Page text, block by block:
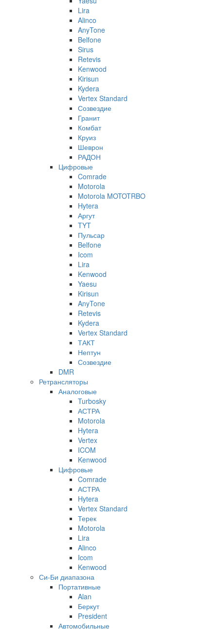
Lira
Alinco
AnyTone
Belfone
Sirus
Retevis
Kenwood
Kirisun
Kydera
Vertex Standard
Созвездие
Гранит
Комбат
Круиз
Шеврон
РАДОН
Цифровые
Comrade
Motorola
Motorola MOTOTRBO
Hytera
Аргут
TYT
Пульсар
Belfone
Icom
Lira
Kenwood
Yaesu
Kirisun
AnyTone
Retevis
Kydera
Vertex Standard
ТАКТ
Нептун
Созвездие
DMR
Ретрансляторы
Аналоговые
Turbosky
АСТРА
Motorola
Hytera
Vertex
ICOM
Kenwood
Цифровые
Comrade
АСТРА
Hytera
Vertex Standard
Терек
Motorola
Lira
Alinco
Icom
Kenwood
Си-Би диапазона
Портативные
Alan
Беркут
President
Автомобильные